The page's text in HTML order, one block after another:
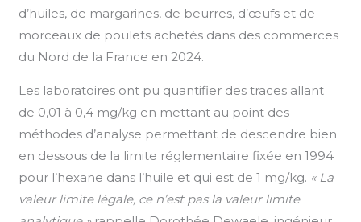
d’huiles, de margarines, de beurres, d’œufs et de
morceaux de poulets achetés dans des commerces
du Nord de la France en 2024.
Les laboratoires ont pu quantifier des traces allant
de 0,01 à 0,4 mg/kg en mettant au point des
méthodes d’analyse permettant de descendre bien
en dessous de la limite réglementaire fixée en 1994
pour l’hexane dans l’huile et qui est de 1 mg/kg. « La
valeur limite légale, ce n’est pas la valeur limite